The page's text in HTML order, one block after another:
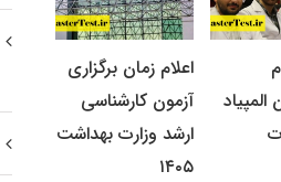
اعلام زمان برگزاری
آزمون کارشناسی
ارشد وزارت بهداشت
۱۴۰۵